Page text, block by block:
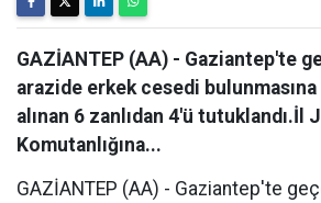
GAZİANTEP (AA) - Gaziantep'te
arazide erkek cesedi
alınan 6 zanlıdan 4'ü tutuklandı.İl
Komutanlığına...
GAZİANTEP (AA) - Gaziantep'te